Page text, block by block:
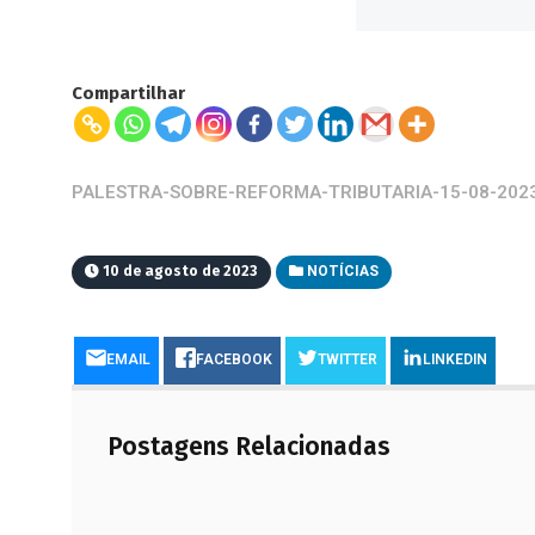
Compartilhar
PALESTRA-SOBRE-REFORMA-TRIBUTARIA-15-08-
10 de agosto de 2023 NOTÍCIAS
EMAIL FACEBOOK TWITTER LINKEDIN
Postagens Relacionadas